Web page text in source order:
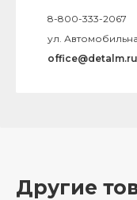
8-800-333-2067
ул.
office@detalm.ru
Другие